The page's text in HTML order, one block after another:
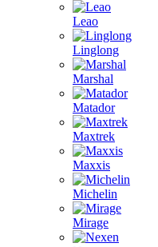
Leao
Linglong
Marshal
Matador
Maxtrek
Maxxis
Michelin
Mirage